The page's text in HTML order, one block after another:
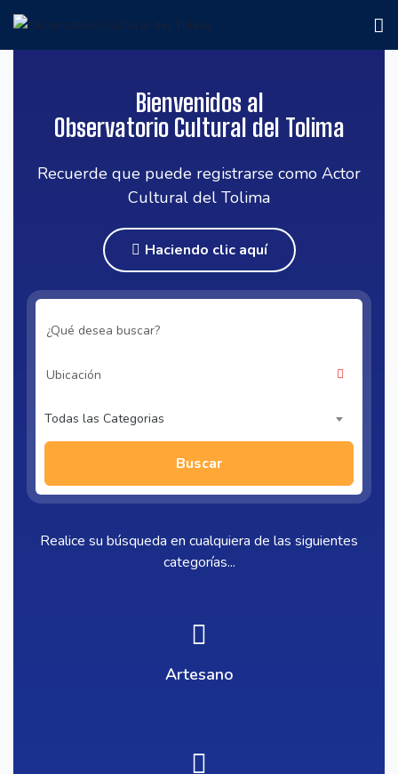
Bienvenidos al
Observatorio Cultural del Tolima
Recuerde que puede registrarse como Actor
Cultural del Tolima
Haciendo clic aquí
Todas las Categorias
Buscar
Realice su búsqueda en cualquiera de las siguientes
categorías...
Artesano